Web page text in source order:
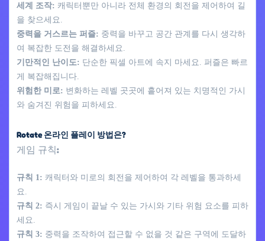
세계 조작: 캐릭터뿐만 아니라 전체 환경의 회전을 제어하여 길
을 찾으세요.
중력을 거스르는 퍼즐: 중력을 바꾸고 공간 관계를 다시 생각하
여 복잡한 도전을 해결하세요.
기만적인 난이도: 단순한 픽셀 아트에 속지 마세요. 퍼즐은 빠르
게 복잡해집니다.
위험한 미로: 변화하는 레벨 곳곳에 흩어져 있는 치명적인 가시
와 숨겨진 위험을 피하세요.
Rotate 온라인 플레이 방법은?
게임 규칙:
규칙 1: 캐릭터와 미로의 회전을 제어하여 각 레벨을 통과하세
요.
규칙 2: 즉시 게임이 끝날 수 있는 가시와 기타 위험 요소를 피하
세요.
규칙 3: 중력을 조작하여 접근할 수 없을 것 같은 구역에 도달하